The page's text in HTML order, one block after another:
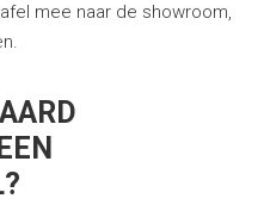
mee naar de showroom,